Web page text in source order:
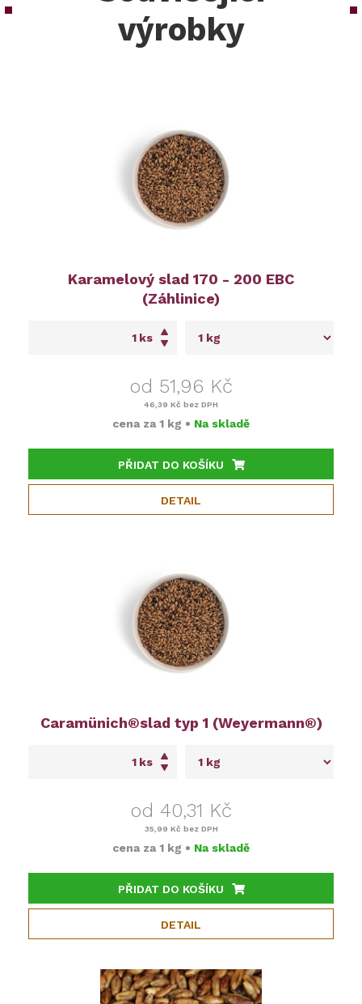
výrobky
Karamelový slad 170 - 200 EBC
(Záhlinice)
ks
od 51,96 Kč
46,39 Kč bez DPH
cena za 1 kg • Na skladě
PŘIDAT DO KOŠÍKU
DETAIL
Caramünich®slad typ 1 (Weyermann®)
ks
od 40,31 Kč
35,99 Kč bez DPH
cena za 1 kg • Na skladě
PŘIDAT DO KOŠÍKU
DETAIL